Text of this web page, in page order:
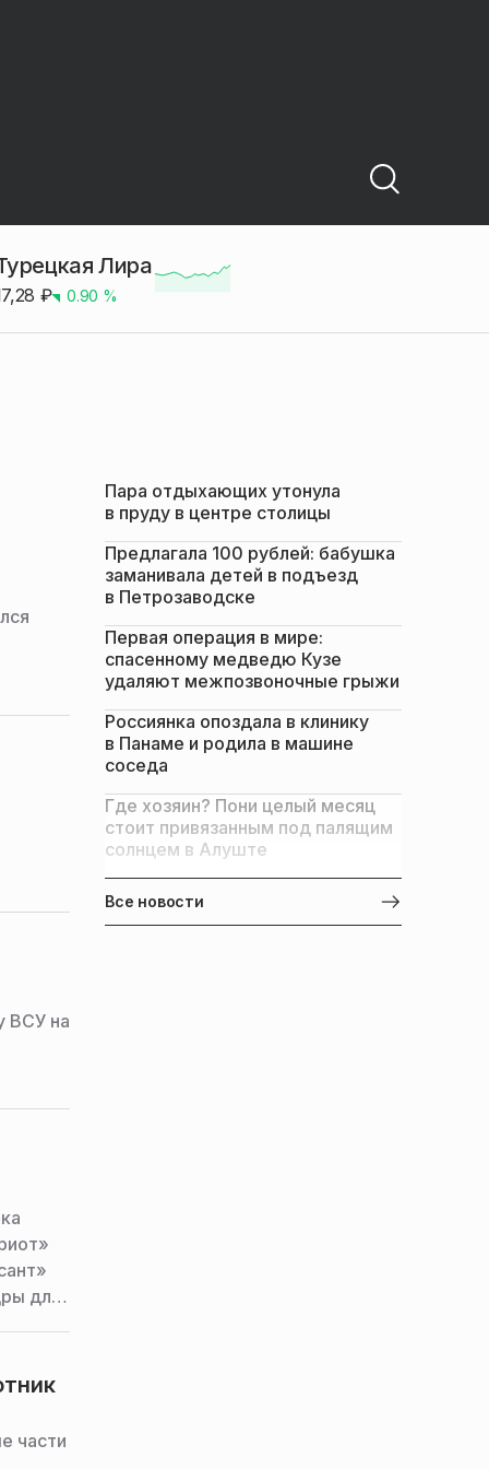
Лира
₽ 0.90 %
ВСУ на
для
части
Пара отдыхающих утонула
в пруду в центре столицы
Предлагала 100 рублей: бабушка
заманивала детей в подъезд
в Петрозаводске
Первая операция в мире:
спасенному медведю Кузе
удаляют межпозвоночные грыжи
Россиянка опоздала в клинику
в Панаме и родила в машине
соседа
Где хозяин? Пони целый месяц
стоит привязанным под палящим
солнцем в Алуште
Все новости